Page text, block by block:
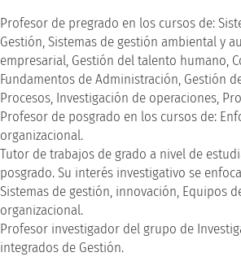
Profesor de pregrado en los cursos de:
Gestión, Sistemas de gestión ambiental y
empresarial, Gestión del talento humano,
Fundamentos de Administración, Gestión
Procesos, Investigación de operaciones,
Profesor de posgrado en los cursos de:
organizacional.
Tutor de trabajos de grado a nivel de
posgrado. Su interés investigativo se
Sistemas de gestión, innovación, Equipos
organizacional.
Profesor investigador del grupo de
integrados de Gestión.